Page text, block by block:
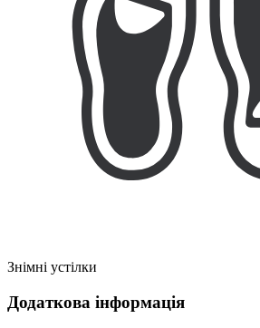
Знімні устілки
Додаткова інформація